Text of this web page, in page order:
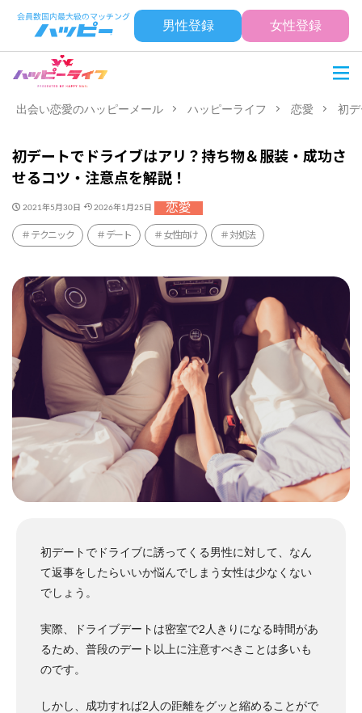
男性登録 女性登録
出会い恋愛のハッピーメール ハッピーライフ 恋愛 初
初デートでドライブはアリ？持ち物＆服装・成功さ
せるコツ・注意点を解説！
2021年5月30日 2026年1月25日 恋愛
テクニック デート 女性向け 対処法
初デートでドライブに誘ってくる男性に対して、なん
て返事をしたらいいか悩んでしまう女性は少なくない
でしょう。
実際、ドライブデートは密室で2人きりになる時間があ
るため、普段のデート以上に注意すべきことは多いも
のです。
しかし、成功すれば2人の距離をグッと縮めることがで